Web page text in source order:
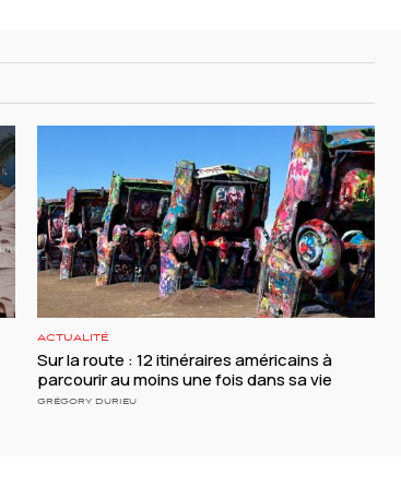
ACTUALITÉ
Sur la route : 12 itinéraires américains à
parcourir au moins une fois dans sa vie
GRÉGORY DURIEU